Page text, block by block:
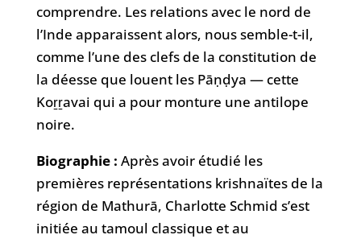
comprendre. Les relations avec le nord de
l’Inde apparaissent alors, nous semble-t-il,
comme l’une des clefs de la constitution de
la déesse que louent les Pāṇḍya — cette
Koṟṟavai qui a pour monture une antilope
noire.
Biographie : Après avoir étudié les
premières représentations krishnaïtes de la
région de Mathurā, Charlotte Schmid s’est
initiée au tamoul classique et au